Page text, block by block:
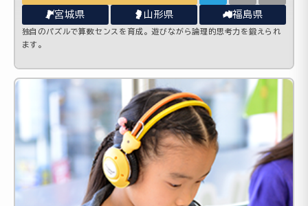
宮城県 山形県 福島県
独自のパズルで算数センスを育成。遊びながら論理的思考力を鍛えられ
ます。